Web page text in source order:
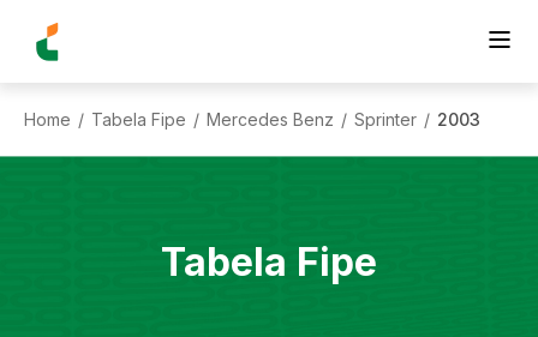
Home / Tabela Fipe / Mercedes Benz / Sprinter / 2003
Tabela Fipe